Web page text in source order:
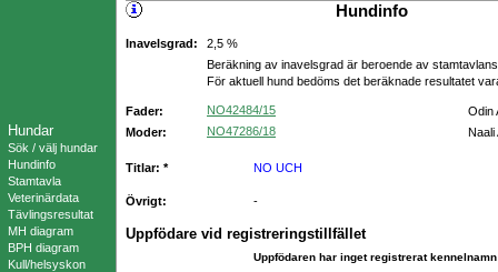
Hundar
Sök / välj hundar
Hundinfo
Stamtavla
Veterinärdata
Tävlingsresultat
MH diagram
BPH diagram
Kull/helsyskon
Hundinfo
Inavelsgrad:
2,5 %
Beräkning av inavelsgrad är beroende av
För aktuell hund bedöms det beräknade resultatet
Fader: NO42484/15
Odin
Moder:
NO47286/18
Titlar: * NO UCH
Övrigt: -
Uppfödare vid registreringstillfället
Uppfödaren har inget registrerat